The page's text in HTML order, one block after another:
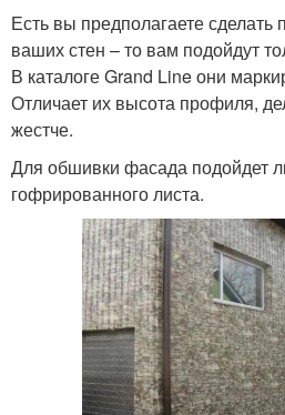
Есть вы предполагаете
ваших стен – то вам подойдут
В каталоге Grand Line они
Отличает их высота профиля,
жестче.
Для обшивки фасада подойдет
гофрированного листа.